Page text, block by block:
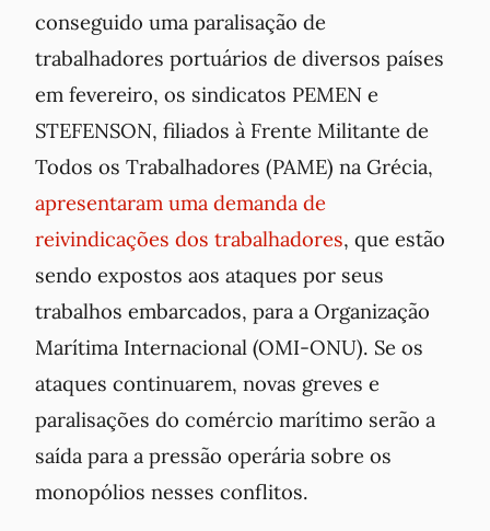
conseguido uma paralisação de
trabalhadores portuários de diversos países
em fevereiro, os sindicatos PEMEN e
STEFENSON, filiados à Frente Militante de
Todos os Trabalhadores (PAME) na Grécia,
apresentaram uma demanda de
reivindicações dos trabalhadores, que estão
sendo expostos aos ataques por seus
trabalhos embarcados, para a Organização
Marítima Internacional (OMI-ONU). Se os
ataques continuarem, novas greves e
paralisações do comércio marítimo serão a
saída para a pressão operária sobre os
monopólios nesses conflitos.